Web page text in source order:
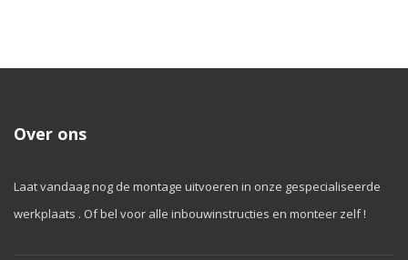
Over ons
Laat vandaag nog de montage uitvoeren in onze gespecialiseerde
werkplaats . Of bel voor alle inbouwinstructies en monteer zelf !